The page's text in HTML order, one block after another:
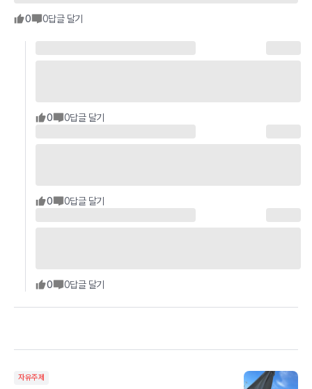
0 0답글 달기
0 0답글 달기
0 0답글 달기
0 0답글 달기
자유주제